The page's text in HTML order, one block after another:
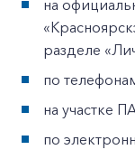
на
разделе
по
на участке
по